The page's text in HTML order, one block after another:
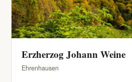
Erzherzog Johann Weine
Ehrenhausen